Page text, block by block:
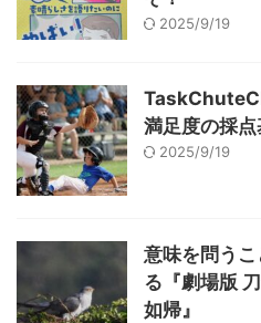
2025/9/19
満足度の採
2025/9/19
意味を問う
る『劇場版
如帰』